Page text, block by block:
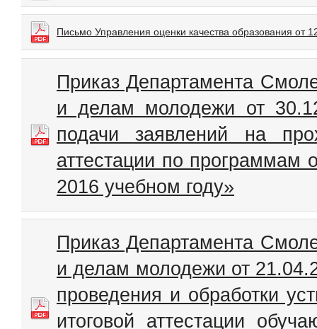
Письмо Управления оценки качества образования от
Приказ Департамента
и делам молодежи от
подачи заявлений на
аттестации по программам
2016 учебном году»
Приказ Департамента
и делам молодежи от
проведения и обработки
итоговой аттестации